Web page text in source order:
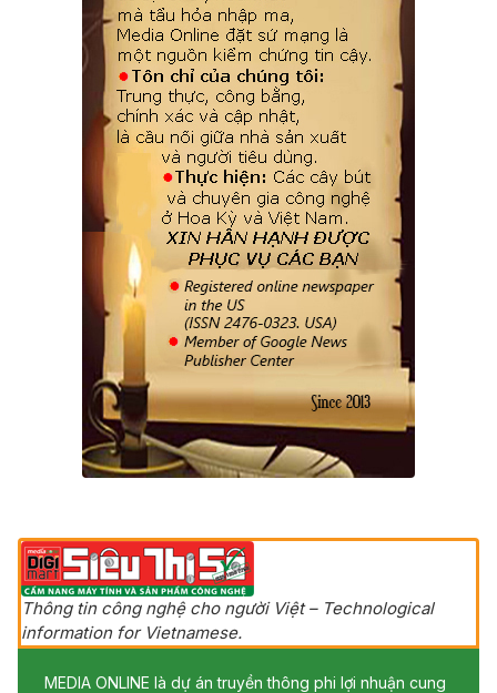
Thông tin công nghệ cho người Việt – Technological
information for Vietnamese.
MEDIA ONLINE là dự án truyền thông phi lợi nhuận cung